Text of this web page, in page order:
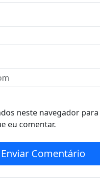
neste navegador para
eu comentar.
Enviar Comentário